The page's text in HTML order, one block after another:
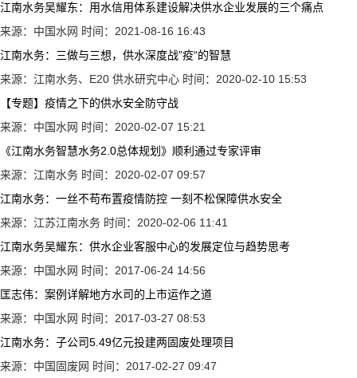
江南水务吴耀东：用水信用体系建设解决供水企业发展的三个痛点
来源：中国水网 时间：2021-08-16 16:43
江南水务：三做与三想，供水深度战”疫“的智慧
来源：江南水务、E20 供水研究中心 时间：2020-02-10 15:53
【专题】疫情之下的供水安全防守战
来源：中国水网 时间：2020-02-07 15:21
《江南水务智慧水务2.0总体规划》顺利通过专家评审
来源：江南水务 时间：2020-02-07 09:57
江南水务：一丝不苟布置疫情防控 一刻不松保障供水安全
来源：江苏江南水务 时间：2020-02-06 11:41
江南水务吴耀东：供水企业客服中心的发展定位与趋势思考
来源：中国水网 时间：2017-06-24 14:56
匡志伟：案例详解地方水司的上市运作之道
来源：中国水网 时间：2017-03-27 08:53
江南水务：子公司5.49亿元投建两固废处理项目
来源：中国固废网 时间：2017-02-27 09:47